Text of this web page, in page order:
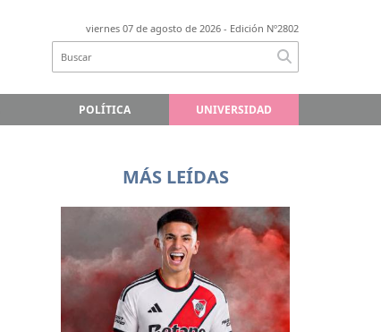
viernes 07 de agosto de 2026 - Edición Nº2802
POLÍTICA UNIVERSIDAD
MÁS LEÍDAS